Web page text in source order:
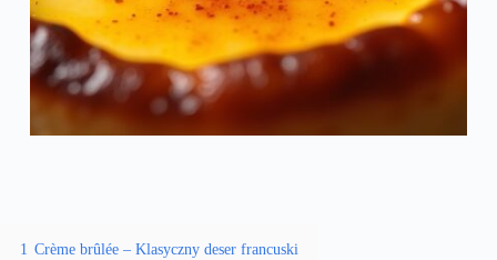
1 Crème brûlée – Klasyczny deser francuski